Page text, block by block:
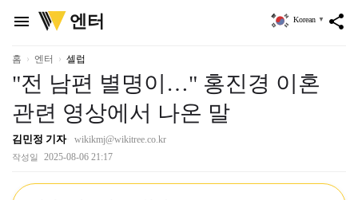
menu
위
키
리
엔터 share
Korean ▼
홈 엔터 셀럽
"전 남편 별명이…" 홍진경 이혼
관련 영상에서 나온 말
김민정 기자 wikikmj@wikitree.co.kr
작성일 2025-08-06 21:17